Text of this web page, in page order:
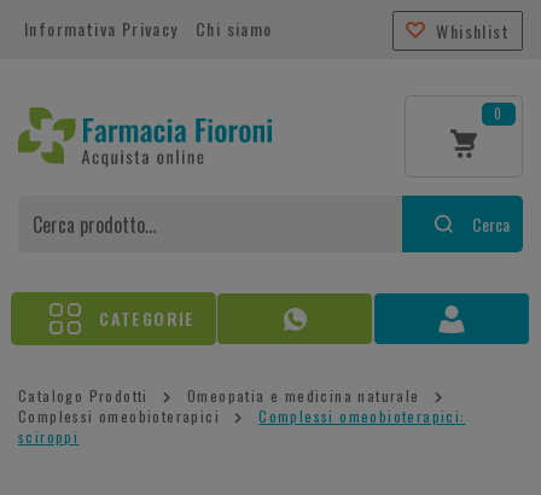
Informativa Privacy Chi siamo Whishlist
0
Cerca
CATEGORIE
Catalogo Prodotti
Omeopatia e medicina naturale
Complessi omeobioterapici
Complessi omeobioterapici:
sciroppi